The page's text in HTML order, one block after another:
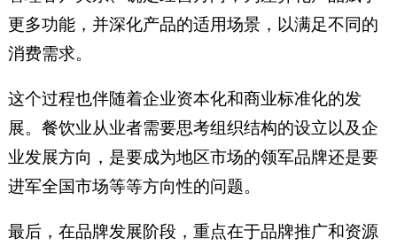
更多功能，并深化产品的适用场景，以满足不同的
消费需求。
这个过程也伴随着企业资本化和商业标准化的发
展。餐饮业从业者需要思考组织结构的设立以及企
业发展方向，是要成为地区市场的领军品牌还是要
进军全国市场等等方向性的问题。
最后，在品牌发展阶段，重点在于品牌推广和资源